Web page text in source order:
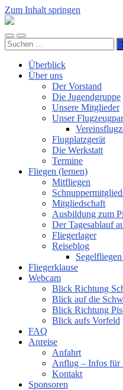
Zum Inhalt springen
Luftsportverein
e.V.
Mobile-
Menü
Suchfeld
ein-/ausblenden
Suchen
nach:
Überblick
Über uns
Der Vorstand
Die Jugendgruppe
Unsere Mitglieder
Unser
Flugplatzgerät
Die Werkstatt
Termine
Fliegen (lernen)
Mitfliegen
Mitgliedschaft
Ausbildung zum
Der Tagesablauf
Fliegerlager
Reiseblog
Fliegerklause
Webcam
Blick Richtung
Blick auf die
Blick Richtung
Blick aufs Vorfeld
FAQ
Anreise
Anfahrt
Anflug – Infos für
Kontakt
Sponsoren